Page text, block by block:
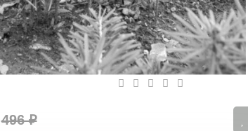
496 ₽